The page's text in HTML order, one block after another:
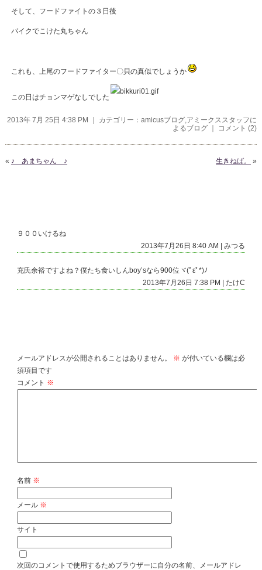
そして、フードファイトの３日後
バイクでこけた丸ちゃん
これも、上尾のフードファイター〇貝の真似でしょうか
この日はチョンマゲなしでした
2013年 7月 25日 4:38 PM ｜ カテゴリー：amicusブログ,アミークススタッフに
よるブログ
コメント (2)
« ♪ あまちゃん ♪ 生きねば。 »
９００いけるね
2013年7月26日 8:40 AM | みつる
充氏余裕ですよね？僕たち食いしんboy’sなら900位ヾ(ﾟεﾟ*)ﾉ
2013年7月26日 7:38 PM | たけC
メールアドレスが公開されることはありません。 ※ が付いている欄は必
須項目です
コメント ※
名前 ※
メール ※
サイト
次回のコメントで使用するためブラウザーに自分の名前、メールアドレ